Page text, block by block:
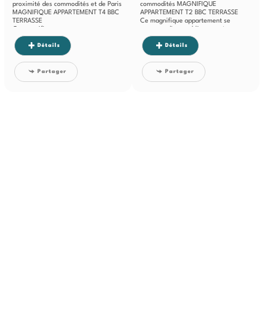
proximité des commodités et de Paris
MAGNIFIQUE APPARTEMENT T4 BBC
TERRASSE
compose d'une...
Détails
Partager
commodités MAGNIFIQUE
APPARTEMENT T2 BBC TERRASSE
Ce magnifique appartement se
donnant sur...
Détails
Partager